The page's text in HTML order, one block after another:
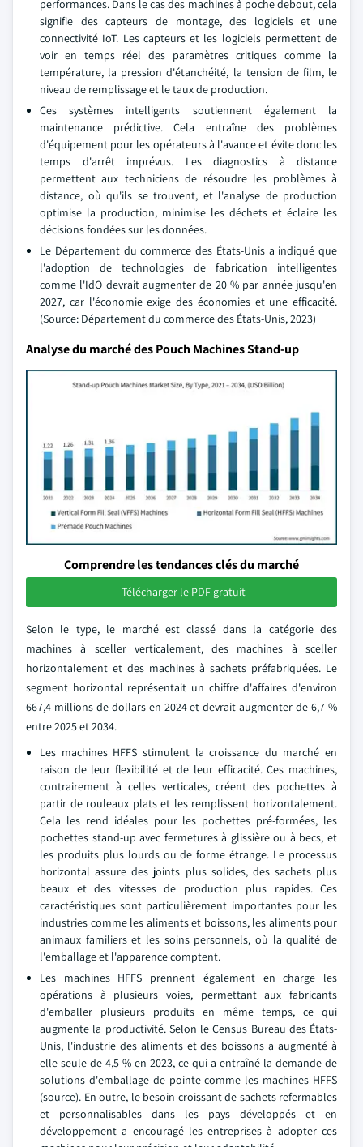
performances. Dans le cas des machines à poche debout, cela
signifie des capteurs de montage, des logiciels et une
connectivité IoT. Les capteurs et les logiciels permettent de
voir en temps réel des paramètres critiques comme la
température, la pression d'étanchéité, la tension de film, le
niveau de remplissage et le taux de production.
Ces systèmes intelligents soutiennent également la
maintenance prédictive. Cela entraîne des problèmes
d'équipement pour les opérateurs à l'avance et évite donc les
temps d'arrêt imprévus. Les diagnostics à distance
permettent aux techniciens de résoudre les problèmes à
distance, où qu'ils se trouvent, et l'analyse de production
optimise la production, minimise les déchets et éclaire les
décisions fondées sur les données.
Le Département du commerce des États-Unis a indiqué que
l'adoption de technologies de fabrication intelligentes
comme l'IdO devrait augmenter de 20 % par année jusqu'en
2027, car l'économie exige des économies et une efficacité.
(Source: Département du commerce des États-Unis, 2023)
Analyse du marché des Pouch Machines Stand-up
Comprendre les tendances clés du marché
Télécharger le PDF gratuit
Selon le type, le marché est classé dans la catégorie des
machines à sceller verticalement, des machines à sceller
horizontalement et des machines à sachets préfabriquées. Le
segment horizontal représentait un chiffre d'affaires d'environ
667,4 millions de dollars en 2024 et devrait augmenter de 6,7 %
entre 2025 et 2034.
Les machines HFFS stimulent la croissance du marché en
raison de leur flexibilité et de leur efficacité. Ces machines,
contrairement à celles verticales, créent des pochettes à
partir de rouleaux plats et les remplissent horizontalement.
Cela les rend idéales pour les pochettes pré-formées, les
pochettes stand-up avec fermetures à glissière ou à becs, et
les produits plus lourds ou de forme étrange. Le processus
horizontal assure des joints plus solides, des sachets plus
beaux et des vitesses de production plus rapides. Ces
caractéristiques sont particulièrement importantes pour les
industries comme les aliments et boissons, les aliments pour
animaux familiers et les soins personnels, où la qualité de
l'emballage et l'apparence comptent.
Les machines HFFS prennent également en charge les
opérations à plusieurs voies, permettant aux fabricants
d'emballer plusieurs produits en même temps, ce qui
augmente la productivité. Selon le Census Bureau des États-
Unis, l'industrie des aliments et des boissons a augmenté à
elle seule de 4,5 % en 2023, ce qui a entraîné la demande de
solutions d'emballage de pointe comme les machines HFFS
(source). En outre, le besoin croissant de sachets refermables
et personnalisables dans les pays développés et en
développement a encouragé les entreprises à adopter ces